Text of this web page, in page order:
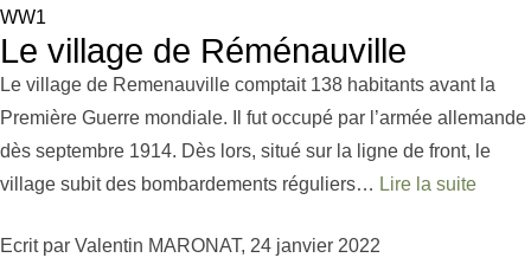
WW1
Le village de Réménauville
Le village de Remenauville comptait 138 habitants avant la
Première Guerre mondiale. Il fut occupé par l’armée allemande
dès septembre 1914. Dès lors, situé sur la ligne de front, le
village subit des bombardements réguliers… Lire la suite
Ecrit par Valentin MARONAT, 24 janvier 2022